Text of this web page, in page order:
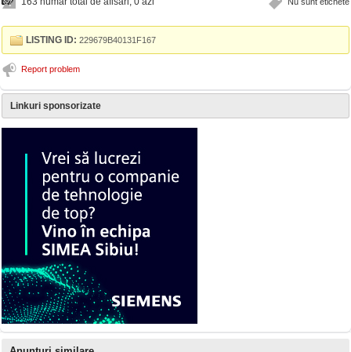
LISTING ID: 229679B40131F167
Report problem
Linkuri sponsorizate